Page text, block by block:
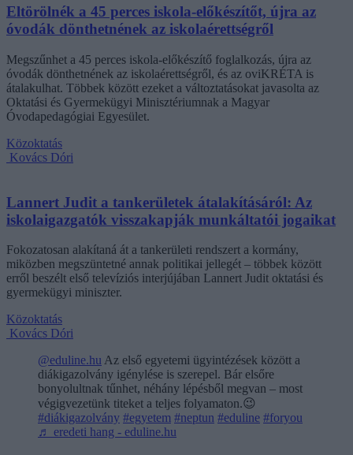
Eltörölnék a 45 perces iskola-előkészítőt, újra az
óvodák dönthetnének az iskolaérettségről
Megszűnhet a 45 perces iskola-előkészítő foglalkozás, újra az
óvodák dönthetnének az iskolaérettségről, és az oviKRÉTA is
átalakulhat. Többek között ezeket a változtatásokat javasolta az
Oktatási és Gyermekügyi Minisztériumnak a Magyar
Óvodapedagógiai Egyesület.
Közoktatás
Kovács Dóri
Lannert Judit a tankerületek átalakításáról: Az
iskolaigazgatók visszakapják munkáltatói jogaikat
Fokozatosan alakítaná át a tankerületi rendszert a kormány,
miközben megszüntetné annak politikai jellegét – többek között
erről beszélt első televíziós interjújában Lannert Judit oktatási és
gyermekügyi miniszter.
Közoktatás
Kovács Dóri
@eduline.hu Az első egyetemi ügyintézések között a
diákigazolvány igénylése is szerepel. Bár elsőre
bonyolultnak tűnhet, néhány lépésből megvan – most
végigvezetünk titeket a teljes folyamaton.😉
#diákigazolvány #egyetem #neptun #eduline #foryou
♬ eredeti hang - eduline.hu